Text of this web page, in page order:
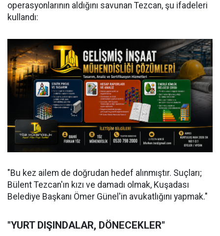
operasyonlarının aldığını savunan Tezcan, şu ifadeleri
kullandı:
"Bu kez ailem de doğrudan hedef alınmıştır. Suçları;
Bülent Tezcan'ın kızı ve damadı olmak, Kuşadası
Belediye Başkanı Ömer Günel'in avukatlığını yapmak."
"YURT DIŞINDALAR, DÖNECEKLER"